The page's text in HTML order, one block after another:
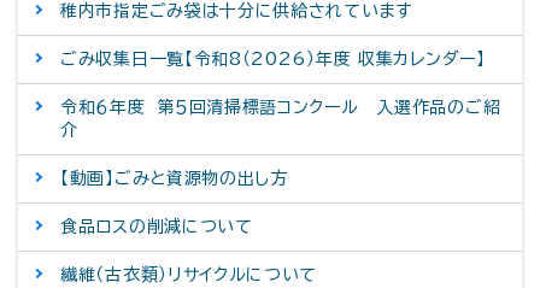
稚内市指定ごみ袋は十分に供給されています
ごみ収集日一覧【令和8（2026）年度 収集カレンダー】
令和６年度 第５回清掃標語コンクール 入選作品のご紹
介
【動画】ごみと資源物の出し方
食品ロスの削減について
繊維（古衣類）リサイクルについて